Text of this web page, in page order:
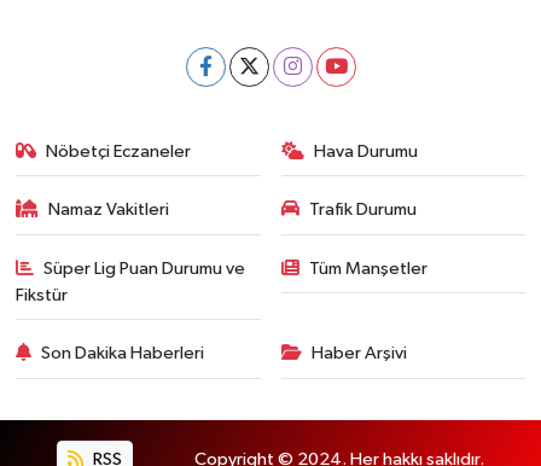
Nöbetçi Eczaneler Hava Durumu
Namaz Vakitleri Trafik Durumu
Süper Lig Puan Durumu ve
Fikstür
Tüm Manşetler
Son Dakika Haberleri Haber Arşivi
RSS Copyright © 2024. Her hakkı saklıdır.